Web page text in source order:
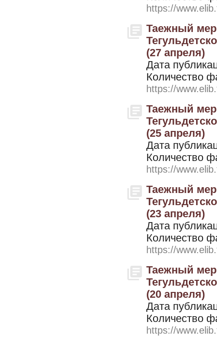
https://
Таежный
(27 апреля)
Дата
Количество
https://
Таежный
(25 апреля)
Дата
Количество
https://
Таежный
(23 апреля)
Дата
Количество
https://
Таежный
(20 апреля)
Дата
Количество
https://